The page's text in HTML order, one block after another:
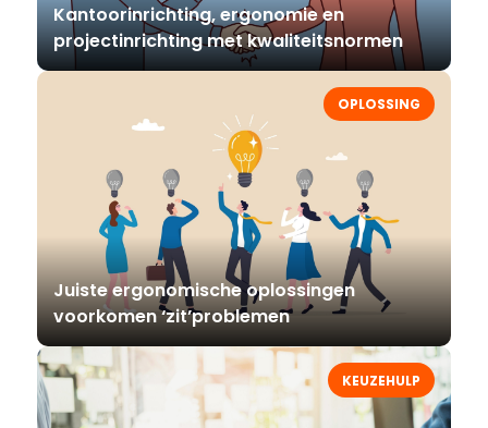
Kantoorinrichting, ergonomie en
projectinrichting met kwaliteitsnormen
OPLOSSING
Juiste ergonomische oplossingen
voorkomen ‘zit’problemen
KEUZEHULP